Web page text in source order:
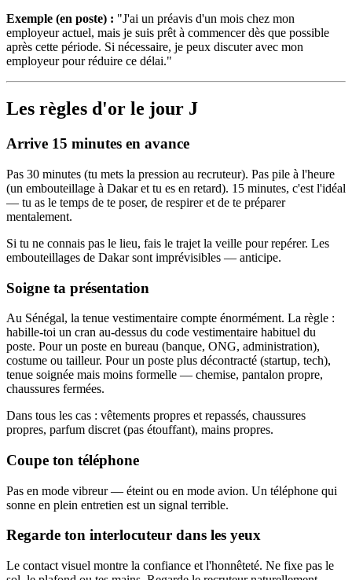
Exemple (en poste) : "J'ai un préavis d'un mois chez mon
employeur actuel, mais je suis prêt à commencer dès que possible
après cette période. Si nécessaire, je peux discuter avec mon
employeur pour réduire ce délai."
Les règles d'or le jour J
Arrive 15 minutes en avance
Pas 30 minutes (tu mets la pression au recruteur). Pas pile à l'heure
(un embouteillage à Dakar et tu es en retard). 15 minutes, c'est l'idéal
— tu as le temps de te poser, de respirer et de te préparer
mentalement.
Si tu ne connais pas le lieu, fais le trajet la veille pour repérer. Les
embouteillages de Dakar sont imprévisibles — anticipe.
Soigne ta présentation
Au Sénégal, la tenue vestimentaire compte énormément. La règle :
habille-toi un cran au-dessus du code vestimentaire habituel du
poste. Pour un poste en bureau (banque, ONG, administration),
costume ou tailleur. Pour un poste plus décontracté (startup, tech),
tenue soignée mais moins formelle — chemise, pantalon propre,
chaussures fermées.
Dans tous les cas : vêtements propres et repassés, chaussures
propres, parfum discret (pas étouffant), mains propres.
Coupe ton téléphone
Pas en mode vibreur — éteint ou en mode avion. Un téléphone qui
sonne en plein entretien est un signal terrible.
Regarde ton interlocuteur dans les yeux
Le contact visuel montre la confiance et l'honnêteté. Ne fixe pas le